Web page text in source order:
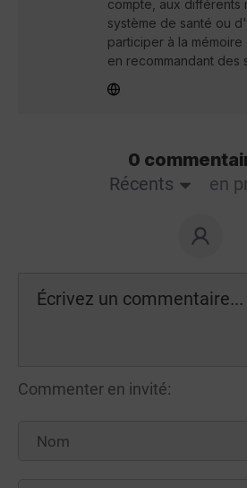
compte, aux différents
système de santé ou
participer à la
en recommandant des
0
Récents
en
Commenter en invité: